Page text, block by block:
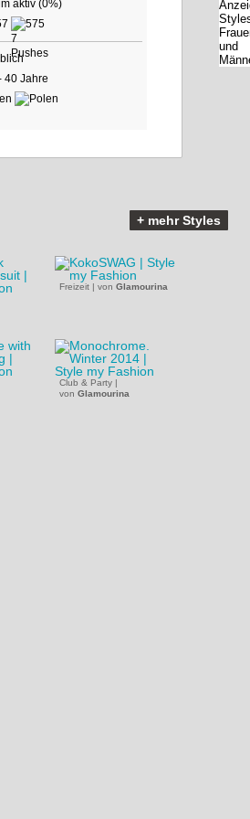
aktiv (0%)
40 Jahre
Freizeit | von Glamourina
Club & Party |
von Glamourina
+ mehr Styles